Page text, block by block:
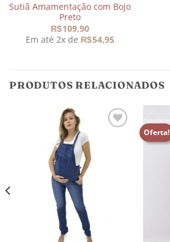
Sutiã Amamentação com Bojo
Preto
R$109,90
Em até 2x de R$54,95
PRODUTOS RELACIONADOS
Oferta!